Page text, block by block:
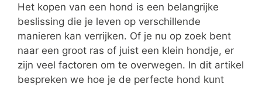
Het kopen van een hond is een belangrijke
beslissing die je leven op verschillende
manieren kan verrijken. Of je nu op zoek bent
naar een groot ras of juist een klein hondje, er
zijn veel factoren om te overwegen. In dit artikel
bespreken we hoe je de perfecte hond kunt